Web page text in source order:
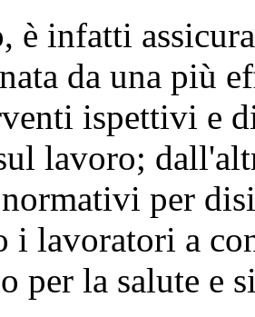
è infatti
da una più
ispettivi e
lavoro;
per
i lavoratori a
per la salute e